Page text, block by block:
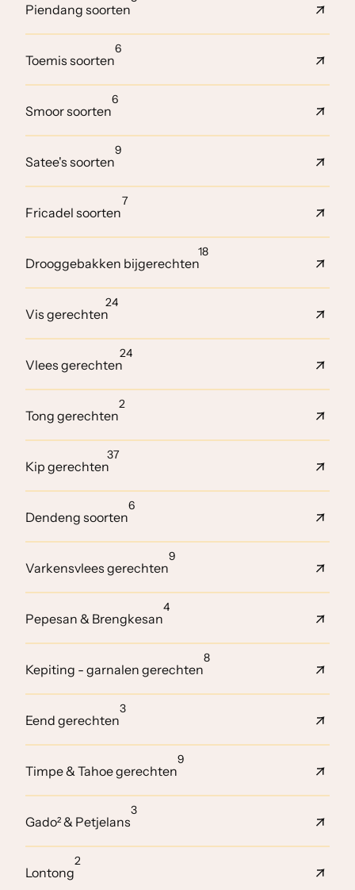
Piendang soorten
Toemis soorten
6
Smoor soorten
6
Satee's soorten
9
Fricadel soorten
7
Drooggebakken bijgerechten
18
Vis gerechten
24
Vlees gerechten
24
Tong gerechten
2
Kip gerechten
37
Dendeng soorten
6
Varkensvlees gerechten
9
Pepesan & Brengkesan
4
Kepiting - garnalen gerechten
8
Eend gerechten
3
Timpe & Tahoe gerechten
9
Gado² & Petjelans
3
Lontong
2